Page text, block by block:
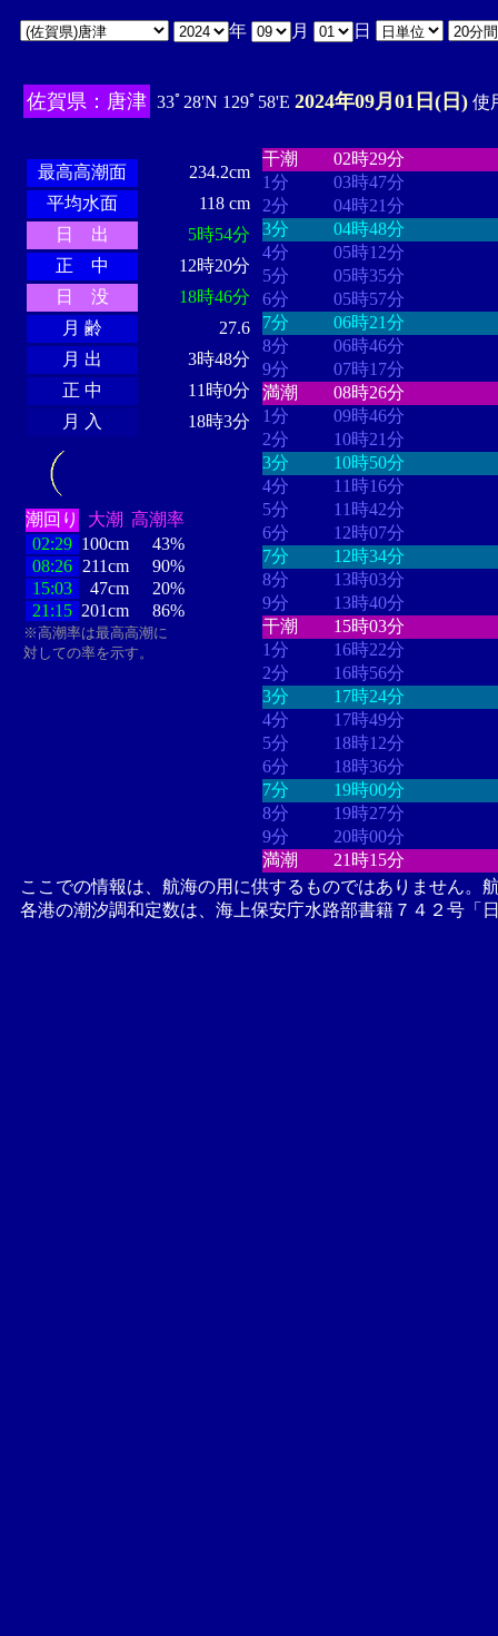
年 月 日
佐賀県：唐津 33ﾟ28'N 129ﾟ58'E 2024年09月01日(日) 使
最高高潮面
234.2cm
平均水面
118 cm
日 出
5時54分
正 中
12時20分
日 没
18時46分
月 齢
27.6
月 出
3時48分
正 中
11時0分
月 入
18時3分
潮回り 大潮 高潮率
02:29 100cm
43%
08:26 211cm
90%
15:03
47cm
20%
21:15 201cm 86%
※高潮率は最高高潮に
対しての率を示す。
干潮
02時29分
1分
03時47分
2分
04時21分
3分
04時48分
4分
05時12分
5分
05時35分
6分
05時57分
7分
06時21分
8分
06時46分
9分
07時17分
満潮
08時26分
1分
09時46分
2分
10時21分
3分
10時50分
4分
11時16分
5分
11時42分
6分
12時07分
7分
12時34分
8分
13時03分
9分
13時40分
干潮
15時03分
1分
16時22分
2分
16時56分
3分
17時24分
4分
17時49分
5分
18時12分
6分
18時36分
7分
19時00分
8分
19時27分
9分
20時00分
満潮
21時15分
ここでの情報は、航海の用に供するものではありません。
各港の潮汐調和定数は、海上保安庁水路部書籍７４２号「